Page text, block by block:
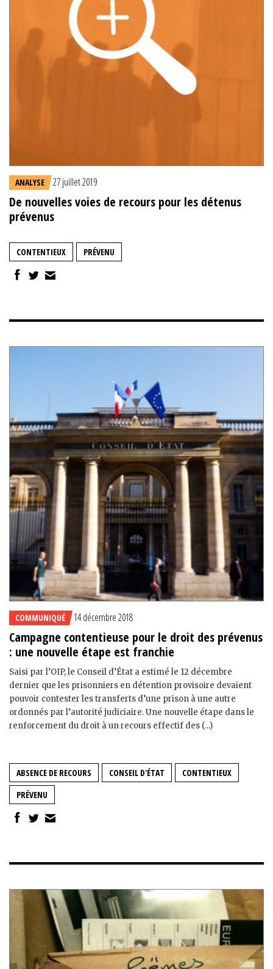
ANALYSE 27 juillet 2019
De nouvelles voies de recours pour les détenus
prévenus
CONTENTIEUX PRÉVENU
COMMUNIQUÉ 14 décembre 2018
Campagne contentieuse pour le droit des prévenus
: une nouvelle étape est franchie
Saisi par l’OIP, le Conseil d’État a estimé le 12 décembre
dernier que les prisonniers en détention provisoire devaient
pouvoir contester les transferts d’une prison à une autre
ordonnés par l’autorité judiciaire. Une nouvelle étape dans le
renforcement du droit à un recours effectif des (...)
ABSENCE DE RECOURS CONSEIL D'ÉTAT
CONTENTIEUX
PRÉVENU